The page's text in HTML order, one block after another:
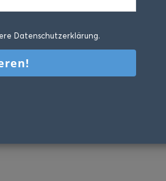
Datenschutzerklärung.